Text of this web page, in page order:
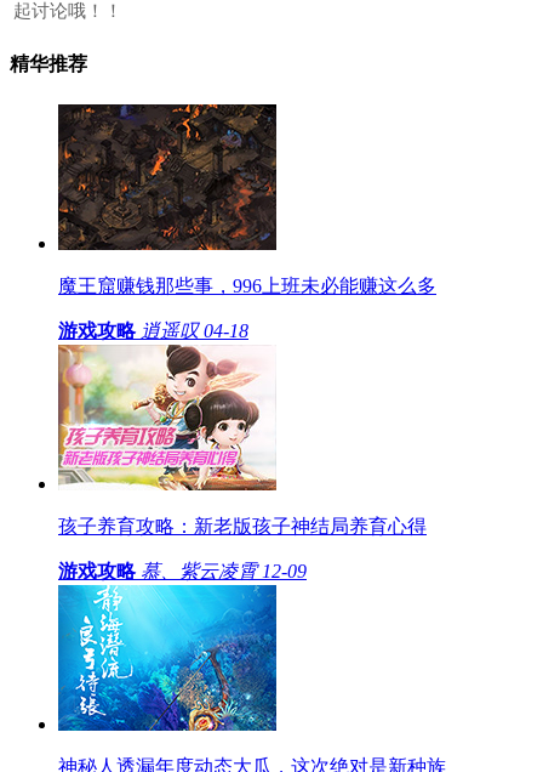
起讨论哦！！
精华推荐
魔王窟赚钱那些事，996上班未必能赚这么多
游戏攻略 逍遥叹 04-18
孩子养育攻略：新老版孩子神结局养育心得
游戏攻略 慕、紫云凌霄 12-09
神秘人透漏年度动态大瓜，这次绝对是新种族